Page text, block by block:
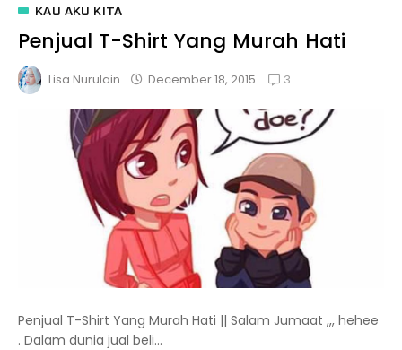
KAU AKU KITA
Penjual T-Shirt Yang Murah Hati
Lisa Nurulain December 18, 2015 3
Penjual T-Shirt Yang Murah Hati || Salam Jumaat ,,, hehee
. Dalam dunia jual beli...